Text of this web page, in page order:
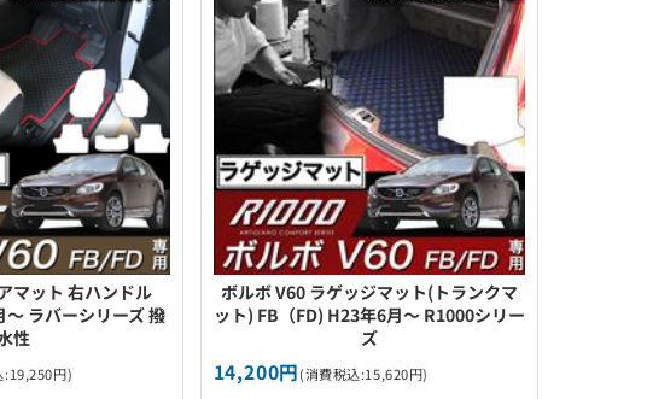
マット 右ハンドル
ラバーシリーズ 撥
性
:19,250円)
ボルボ V60 ラゲッジマット(トランクマ
ット) FB（FD) H23年6月～ R1000シリー
ズ
14,200円(消費税込:15,620円)